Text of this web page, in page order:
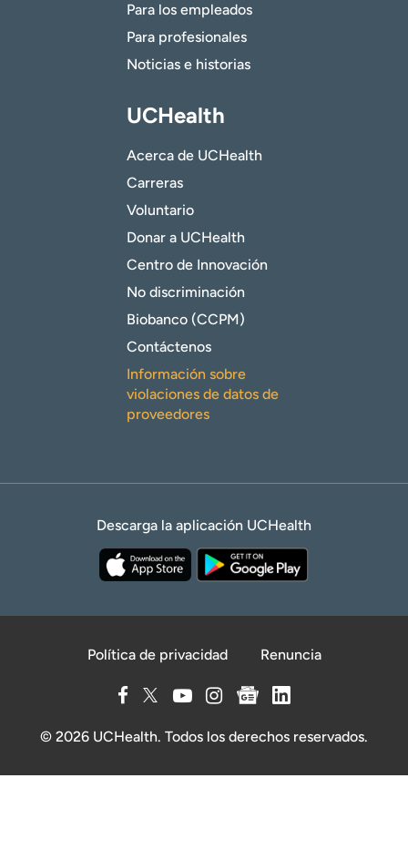
Para los empleados
Para profesionales
Noticias e historias
UCHealth
Acerca de UCHealth
Carreras
Voluntario
Donar a UCHealth
Centro de Innovación
No discriminación
Biobanco (CCPM)
Contáctenos
Información sobre
violaciones de datos de
proveedores
Descarga la aplicación UCHealth
Política de privacidad Renuncia
© 2026 UCHealth. Todos los derechos reservados.